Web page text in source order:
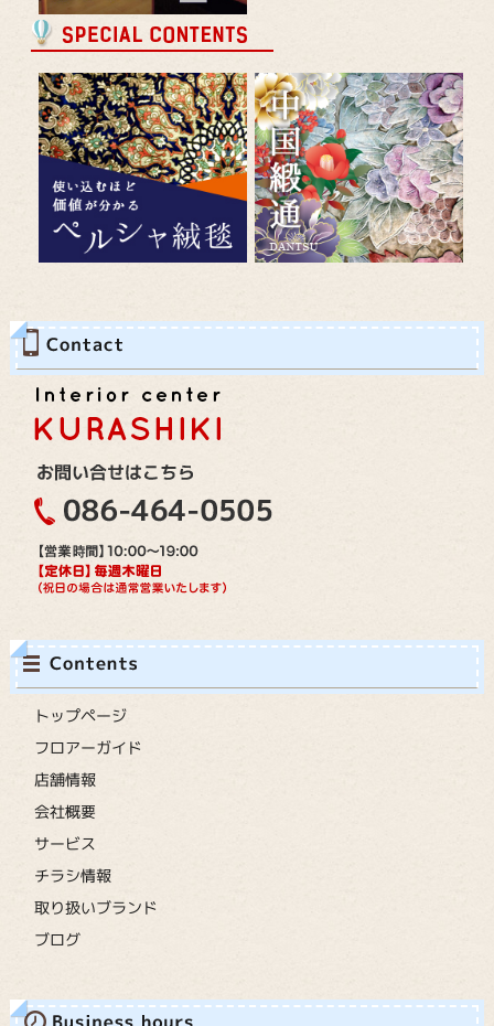
トップページ
フロアーガイド
店舗情報
会社概要
サービス
チラシ情報
取り扱いブランド
ブログ